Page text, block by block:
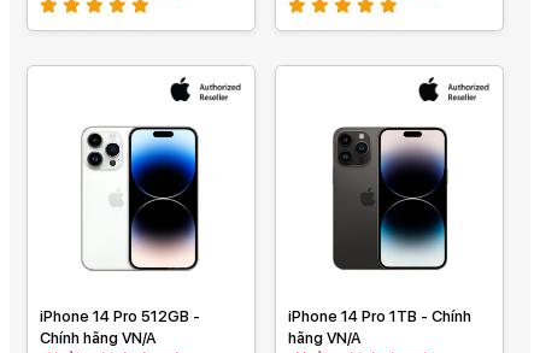
iPhone 14 Pro 512GB -
Chính hãng VN/A
iPhone 14 Pro 1TB - Chính
hãng VN/A